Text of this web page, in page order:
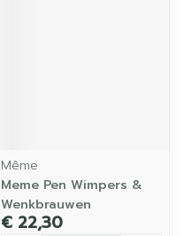
Même
Meme Pen Wimpers &
Wenkbrauwen
€ 22,30